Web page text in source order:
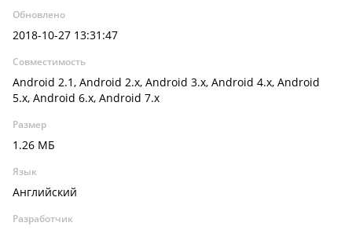
Обновлено
2018-10-27 13:31:47
Совместимость
Android 2.1, Android 2.x, Android 3.x, Android 4.x, Android
5.x, Android 6.x, Android 7.x
Размер
1.26 МБ
Язык
Английский
Разработчик